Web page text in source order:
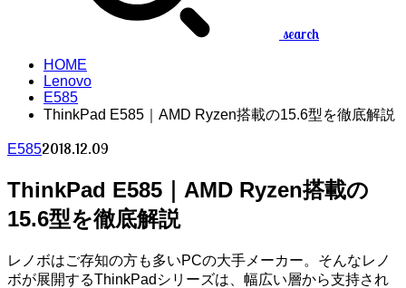
search
HOME
Lenovo
E585
ThinkPad E585｜AMD Ryzen搭載の15.6型を徹底解説
E5852018.12.09
ThinkPad E585｜AMD Ryzen搭載の
15.6型を徹底解説
レノボはご存知の方も多いPCの大手メーカー。そんなレノ
ボが展開するThinkPadシリーズは、幅広い層から支持され